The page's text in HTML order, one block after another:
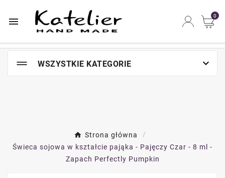
Najszybsze na świecie miejsce zakupów online
 0
WSZYSTKIE KATEGORIE 
Strona główna
Świeca sojowa w kształcie pająka - Pajęczy Czar - 8 ml -
Zapach Perfectly Pumpkin